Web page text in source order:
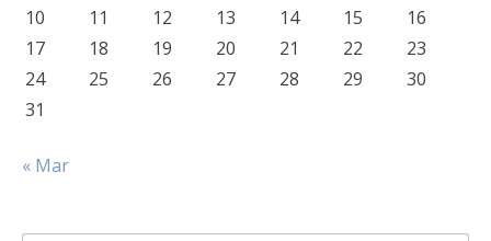
10
11 12 13 14 15
16
17
18 19 20 21 22
23
24
25 26 27 28 29
30
31
« Mar